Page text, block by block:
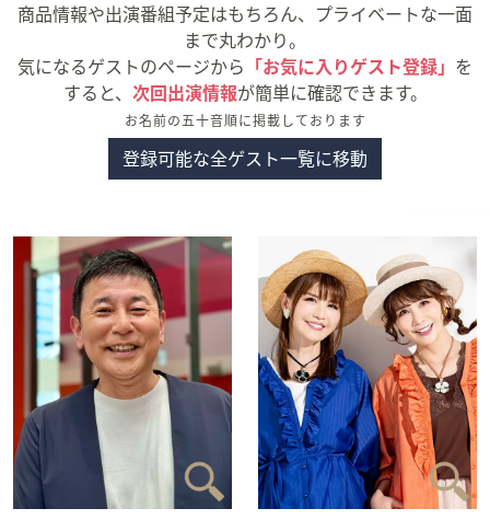
タ
チ
左
右
し
て
閲
覧
商品情報や出演番組予定はもちろん、プライベートな一面
まで丸わかり。
気になるゲストのページから 「お気に入りゲスト登録」 を
すると、 次回出演情報が簡単に確認できます。
お名前の五十音順に掲載しております
登録可能な全ゲスト一覧に移動